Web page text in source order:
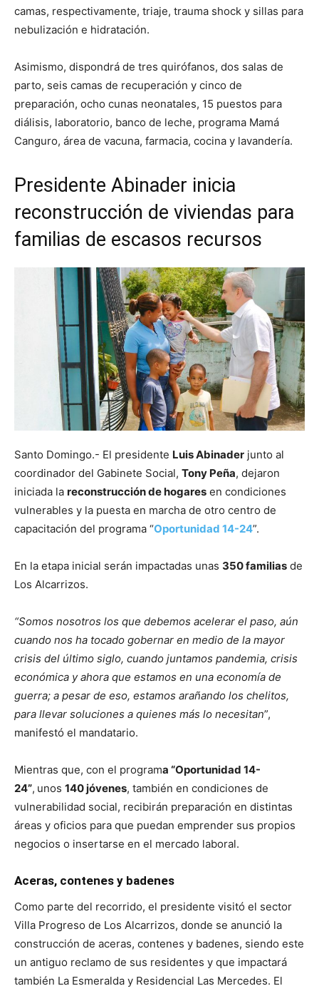
camas, respectivamente, triaje, trauma shock y sillas para
nebulización e hidratación.
Asimismo, dispondrá de tres quirófanos, dos salas de
parto, seis camas de recuperación y cinco de
preparación, ocho cunas neonatales, 15 puestos para
diálisis, laboratorio, banco de leche, programa Mamá
Canguro, área de vacuna, farmacia, cocina y lavandería.
Presidente Abinader inicia
reconstrucción de viviendas para
familias de escasos recursos
Santo Domingo.- El presidente Luis Abinader junto al
coordinador del Gabinete Social, Tony Peña, dejaron
iniciada la reconstrucción de hogares en condiciones
vulnerables y la puesta en marcha de otro centro de
capacitación del programa “Oportunidad 14-24”.
En la etapa inicial serán impactadas unas 350 familias de
Los Alcarrizos.
“Somos nosotros los que debemos acelerar el paso, aún
cuando nos ha tocado gobernar en medio de la mayor
crisis del último siglo, cuando juntamos pandemia, crisis
económica y ahora que estamos en una economía de
guerra; a pesar de eso, estamos arañando los chelitos,
para llevar soluciones a quienes más lo necesitan”,
manifestó el mandatario.
Mientras que, con el programa “Oportunidad 14-
24”, unos 140 jóvenes, también en condiciones de
vulnerabilidad social, recibirán preparación en distintas
áreas y oficios para que puedan emprender sus propios
negocios o insertarse en el mercado laboral.
Aceras, contenes y badenes
Como parte del recorrido, el presidente visitó el sector
Villa Progreso de Los Alcarrizos, donde se anunció la
construcción de aceras, contenes y badenes, siendo este
un antiguo reclamo de sus residentes y que impactará
también La Esmeralda y Residencial Las Mercedes. El